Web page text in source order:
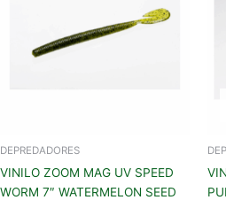
DEPREDADORES
VINILO ZOOM MAG UV SPEED
WORM 7″ WATERMELON SEED